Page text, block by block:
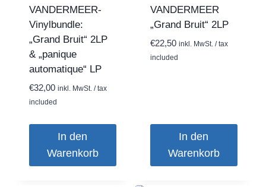
auf
der
gewählt
VANDERMEER-
Vinylbundle:
„Grand Bruit“ 2LP
& „panique
automatique“ LP
€32,00 inkl. MwSt. / tax
included
In den
Warenkorb
VANDERMEER
„Grand Bruit“ 2LP
€22,50 inkl. MwSt. / tax
included
In den
Warenkorb